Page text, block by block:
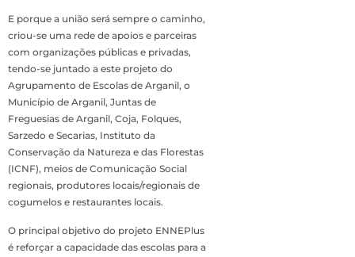
E porque a união será sempre o caminho,
criou-se uma rede de apoios e parceiras
com organizações públicas e privadas,
tendo-se juntado a este projeto do
Agrupamento de Escolas de Arganil, o
Município de Arganil, Juntas de
Freguesias de Arganil, Coja, Folques,
Sarzedo e Secarias, Instituto da
Conservação da Natureza e das Florestas
(ICNF), meios de Comunicação Social
regionais, produtores locais/regionais de
cogumelos e restaurantes locais.
O principal objetivo do projeto ENNEPlus
é reforçar a capacidade das escolas para a